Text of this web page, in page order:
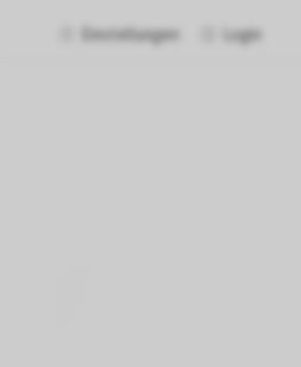
Einstellungen Login